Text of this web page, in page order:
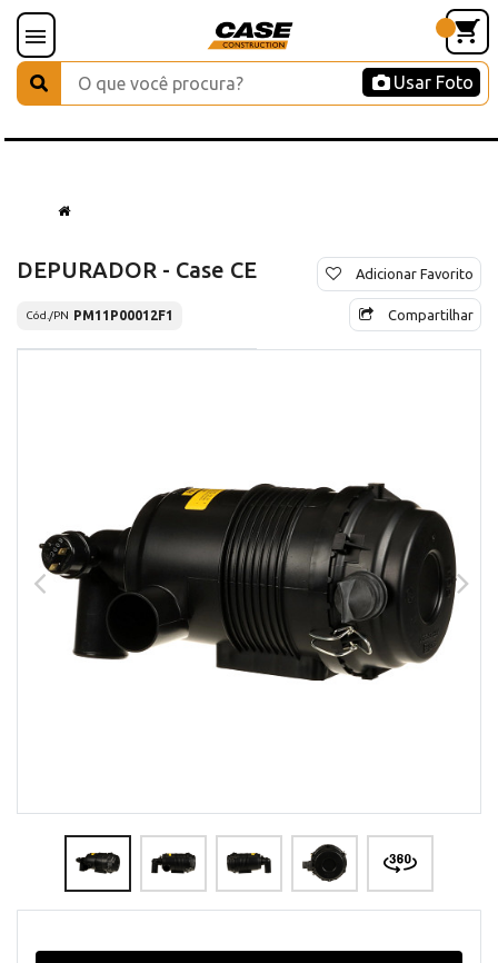
Usar Foto
DEPURADOR - Case CE
Cód./PN PM11P00012F1
Adicionar Favorito
Compartilhar